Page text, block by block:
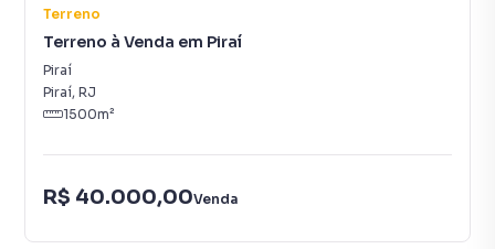
Terreno
Terreno à Venda em Piraí
Piraí
Piraí, RJ
1500m²
R$ 40.000,00Venda